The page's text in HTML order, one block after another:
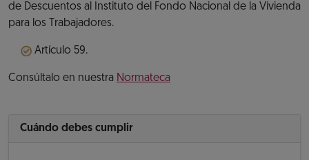
de Descuentos al Instituto del Fondo Nacional de la Vivienda
para los Trabajadores.
Artículo 59.
Consúltalo en nuestra Normateca
Cuándo debes cumplir